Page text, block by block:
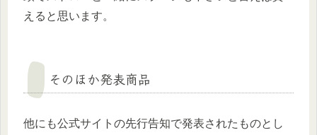
えると思います。
そのほか発表商品
他にも公式サイトの先行告知で発表されたものとし